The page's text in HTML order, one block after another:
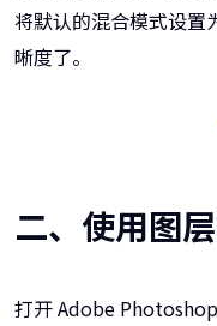
将默认的混合模式设置
晰度了。
二、使用图
打开 Adobe